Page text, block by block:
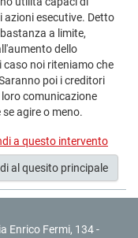
esecutive. Detto
a limite,
dello
noi riteniamo che
poi i creditori
comunicazione
agire o meno.
a questo intervento
al quesito principale
Enrico Fermi, 134 -